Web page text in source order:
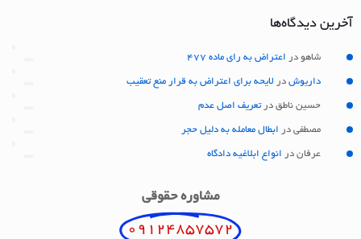
آخرین دیدگاه‌ها
شاهو در اعتراض به رای ماده 477
داریوش در لایحه برای اعتراض به قرار منع تعقیب
حسین ناطق درتعریف اصل عدم
مصطفی در ابطال معامله به دلیل حجر
عرفان در انواع ابلاغیه دادگاه
مشاوره حقوقی
09124857572